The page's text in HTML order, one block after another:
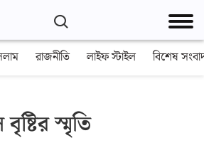
রাজনীতি লাইফ স্টাইল বিশেষ
স্মৃতি